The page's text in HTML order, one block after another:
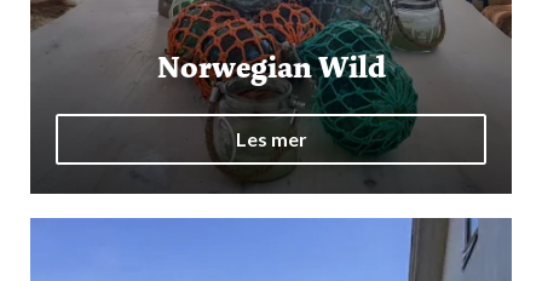
Norwegian Wild
Les mer